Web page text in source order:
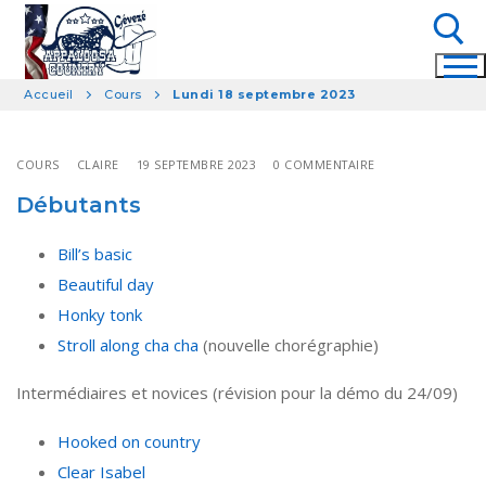
Aller
contenu
Accueil Cours Lundi 18 septembre 2023
COURS CLAIRE 19 SEPTEMBRE 2023 0 COMMENTAIRE
Débutants
Bill’s basic
Beautiful day
Honky tonk
Stroll along cha cha (nouvelle chorégraphie)
Intermédiaires et novices (révision pour la démo du 24/09)
Hooked on country
Clear Isabel